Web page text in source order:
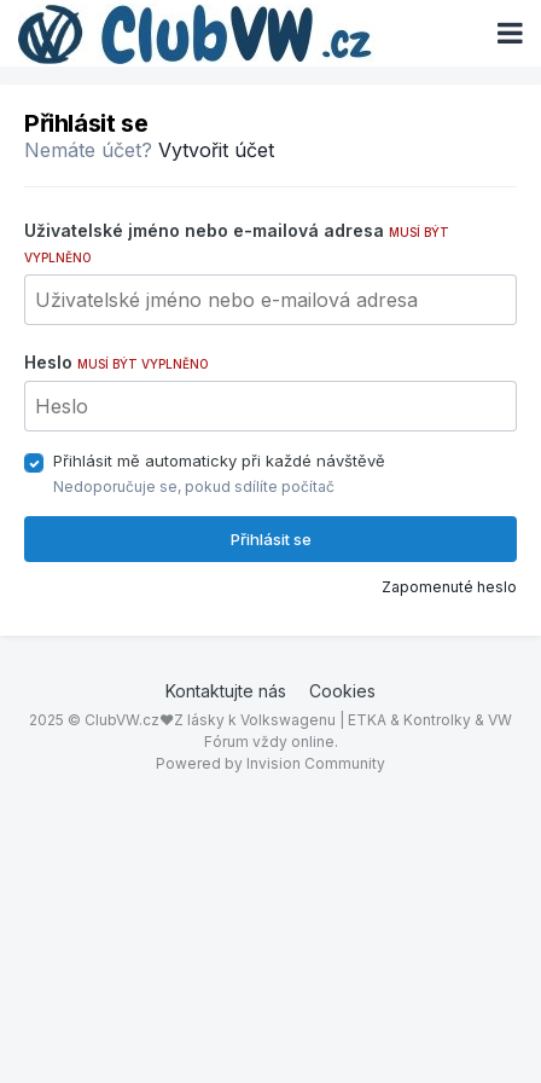
Přihlásit se
Nemáte účet? Vytvořit účet
Uživatelské jméno nebo e-mailová adresa MUSÍ BÝT
VYPLNĚNO
Heslo MUSÍ BÝT VYPLNĚNO
Přihlásit mě automaticky při každé návštěvě
Nedoporučuje se, pokud sdílíte počítač
Přihlásit se
Zapomenuté heslo
Kontaktujte nás Cookies
2025 © ClubVW.cz❤Z lásky k Volkswagenu | ETKA & Kontrolky & VW
Fórum vždy online.
Powered by Invision Community